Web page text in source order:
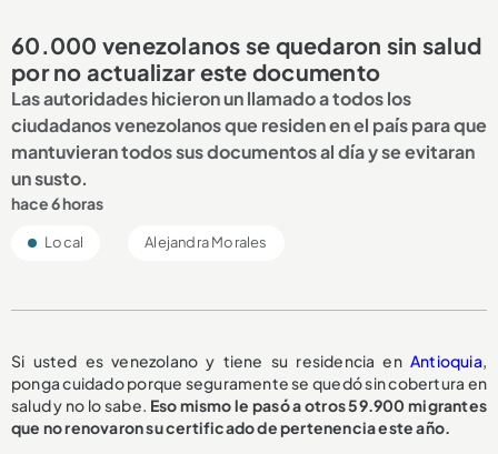
60.000 venezolanos se quedaron sin salud
por no actualizar este documento
Las autoridades hicieron un llamado a todos los
ciudadanos venezolanos que residen en el país para que
mantuvieran todos sus documentos al día y se evitaran
un susto.
hace 6 horas
Local Alejandra Morales
Si usted es venezolano y tiene su residencia en Antioquia,
ponga cuidado porque seguramente se quedó sin cobertura en
salud y no lo sabe. Eso mismo le pasó a otros 59.900 migrantes
que no renovaron su certificado de pertenencia este año.